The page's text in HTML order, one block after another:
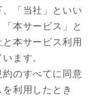
「当社」といい
本サービス」と
本サービス利用
ます。
のすべてに同意
利用したとき